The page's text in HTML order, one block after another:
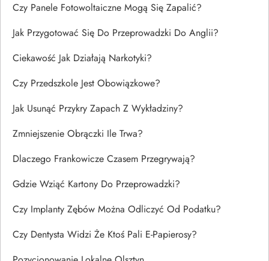
Czy Panele Fotowoltaiczne Mogą Się Zapalić?
Jak Przygotować Się Do Przeprowadzki Do Anglii?
Ciekawość Jak Działają Narkotyki?
Czy Przedszkole Jest Obowiązkowe?
Jak Usunąć Przykry Zapach Z Wykładziny?
Zmniejszenie Obrączki Ile Trwa?
Dlaczego Frankowicze Czasem Przegrywają?
Gdzie Wziąć Kartony Do Przeprowadzki?
Czy Implanty Zębów Można Odliczyć Od Podatku?
Czy Dentysta Widzi Że Ktoś Pali E-Papierosy?